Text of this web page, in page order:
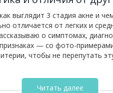
выглядит 3 стадия акне и
отличается от легких и
о симптомах,
— со фото-
чтобы не перепутать
чтобы не усугубить
Читать далее